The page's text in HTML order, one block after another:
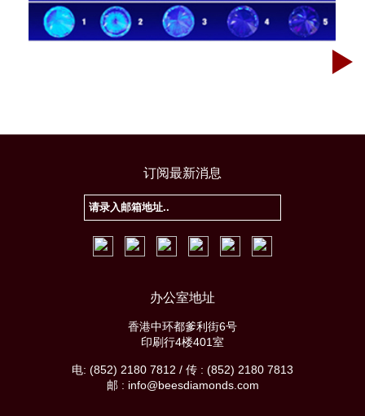
订阅最新消息
办公室地址
香港中环都爹利街6号
印刷行4楼401室
电: (852) 2180 7812 / 传 : (852) 2180 7813
邮 : info@beesdiamonds.com